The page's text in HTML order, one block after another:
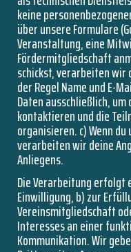
keine
über unsere Formulare
Veranstaltung, eine
Fördermitgliedschaft
schickst, verarbeiten
der Regel Name und E-
Daten ausschließlich,
kontaktieren und die
organisieren. c) Wenn
verarbeiten wir deine
Anliegens.
Die Verarbeitung erfolgt
Einwilligung, b) zur
Vereinsmitgliedschaft
Interesses an einer
Kommunikation. Wir